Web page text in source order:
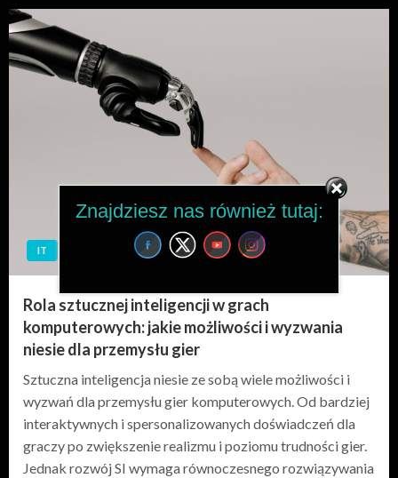
IT
Rola sztucznej inteligencji w grach
komputerowych: jakie możliwości i wyzwania
niesie dla przemysłu gier
Sztuczna inteligencja niesie ze sobą wiele możliwości i
wyzwań dla przemysłu gier komputerowych. Od bardziej
interaktywnych i spersonalizowanych doświadczeń dla
graczy po zwiększenie realizmu i poziomu trudności gier.
Jednak rozwój SI wymaga równoczesnego rozwiązywania
Znajdziesz nas również tutaj: